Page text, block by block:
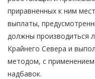
приравненных к ним
выплаты,
должны производиться
Крайнего Севера и
методом, с
надбавок.